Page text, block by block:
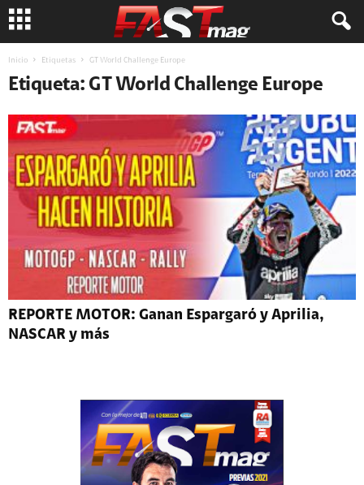
Inicio Etiquetas GT World Challenge Europe
Etiqueta: GT World Challenge Europe
REPORTE MOTOR: Ganan Espargaró y Aprilia,
NASCAR y más